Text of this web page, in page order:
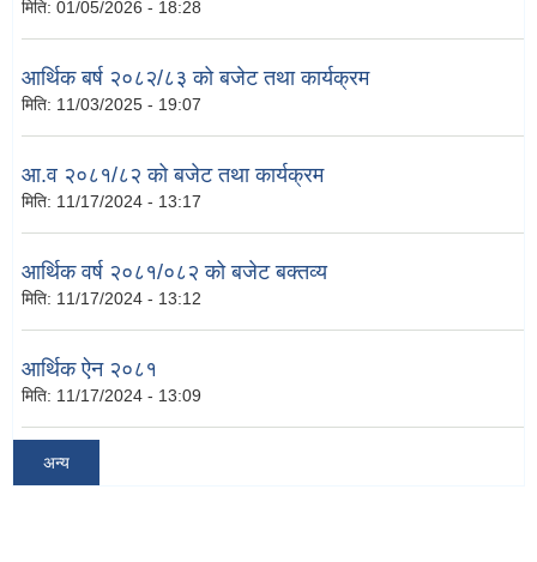
मिति: 01/05/2026 - 18:28
आर्थिक बर्ष २०८२/८३ को बजेट तथा कार्यक्रम
मिति: 11/03/2025 - 19:07
आ.व २०८१/८२ को बजेट तथा कार्यक्रम
मिति: 11/17/2024 - 13:17
आर्थिक वर्ष २०८१/०८२ को बजेट बक्तव्य
मिति: 11/17/2024 - 13:12
आर्थिक ऐन २०८१
मिति: 11/17/2024 - 13:09
अन्य